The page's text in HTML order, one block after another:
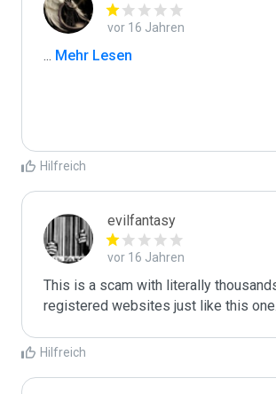
vor 16 Jahren
... Mehr Lesen
Hilfreich
evilfantasy
vor 16 Jahren
This is a scam with literally
registered websites just like this
Hilfreich